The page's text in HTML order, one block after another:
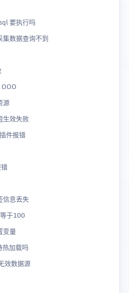
要执行吗
数据查询不到
源
生效失败
件报错
信息丢失
于100
变量
加载吗
效数据源